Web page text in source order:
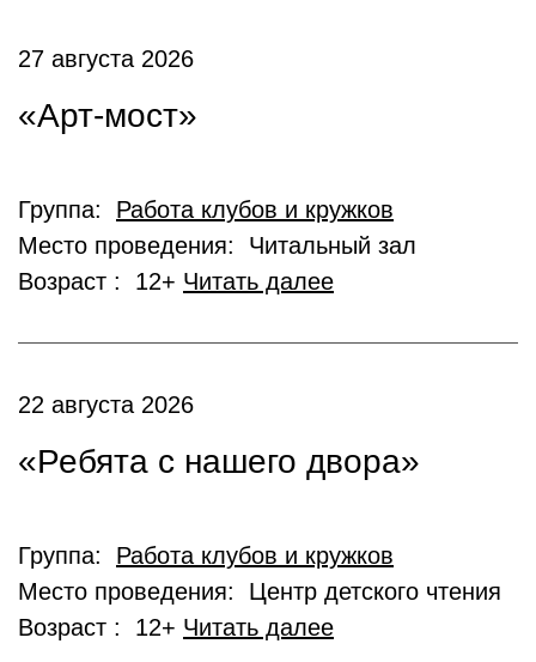
27 августа 2026
«Арт-мост»
Группа: Работа клубов и кружков
Место проведения: Читальный зал
Возраст : 12+ Читать далее
22 августа 2026
«Ребята с нашего двора»
Группа: Работа клубов и кружков
Место проведения: Центр детского чтения
Возраст : 12+ Читать далее